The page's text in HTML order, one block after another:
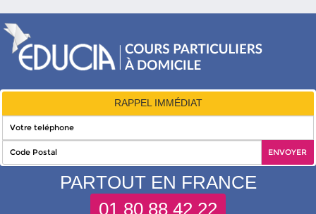
RAPPEL IMMÉDIAT
PARTOUT EN FRANCE
01 80 88 42 22